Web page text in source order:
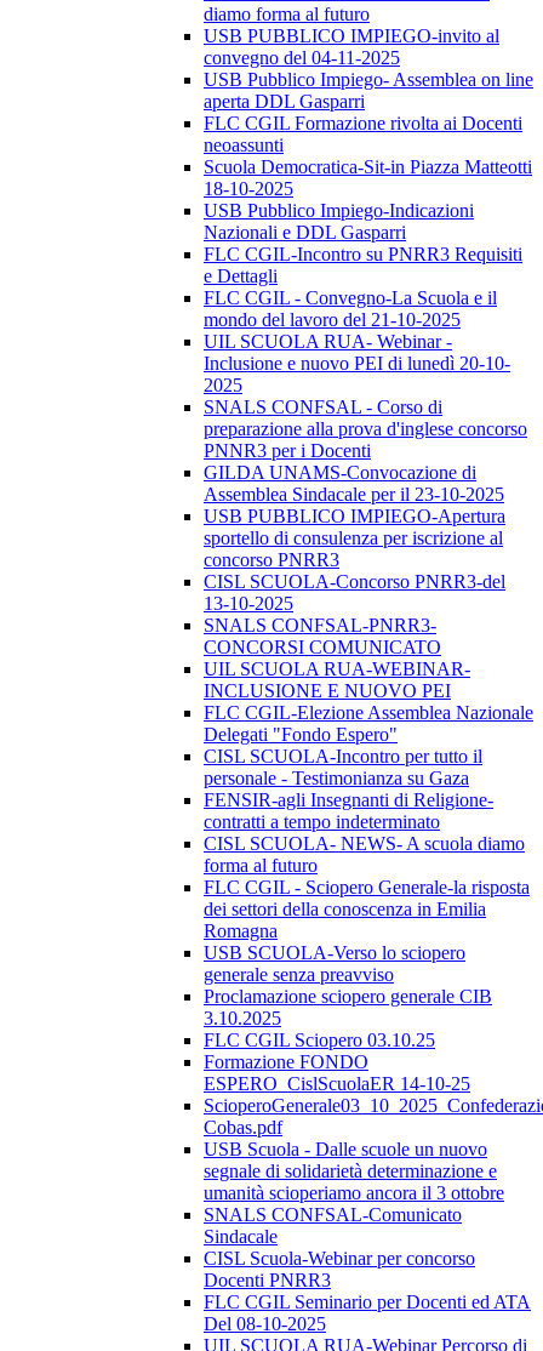
diamo forma al futuro
USB PUBBLICO IMPIEGO-invito al
convegno del 04-11-2025
USB Pubblico Impiego- Assemblea on line
aperta DDL Gasparri
FLC CGIL Formazione rivolta ai Docenti
neoassunti
Scuola Democratica-Sit-in Piazza Matteotti
18-10-2025
USB Pubblico Impiego-Indicazioni
Nazionali e DDL Gasparri
FLC CGIL-Incontro su PNRR3 Requisiti
e Dettagli
FLC CGIL - Convegno-La Scuola e il
mondo del lavoro del 21-10-2025
UIL SCUOLA RUA- Webinar -
Inclusione e nuovo PEI di lunedì 20-10-
2025
SNALS CONFSAL - Corso di
preparazione alla prova d'inglese concorso
PNNR3 per i Docenti
GILDA UNAMS-Convocazione di
Assemblea Sindacale per il 23-10-2025
USB PUBBLICO IMPIEGO-Apertura
sportello di consulenza per iscrizione al
concorso PNRR3
CISL SCUOLA-Concorso PNRR3-del
13-10-2025
SNALS CONFSAL-PNRR3-
CONCORSI COMUNICATO
UIL SCUOLA RUA-WEBINAR-
INCLUSIONE E NUOVO PEI
FLC CGIL-Elezione Assemblea Nazionale
Delegati "Fondo Espero"
CISL SCUOLA-Incontro per tutto il
personale - Testimonianza su Gaza
FENSIR-agli Insegnanti di Religione-
contratti a tempo indeterminato
CISL SCUOLA- NEWS- A scuola diamo
forma al futuro
FLC CGIL - Sciopero Generale-la risposta
dei settori della conoscenza in Emilia
Romagna
USB SCUOLA-Verso lo sciopero
generale senza preavviso
Proclamazione sciopero generale CIB
3.10.2025
FLC CGIL Sciopero 03.10.25
Formazione FONDO
ESPERO_CislScuolaER 14-10-25
Cobas.pdf
USB Scuola - Dalle scuole un nuovo
segnale di solidarietà determinazione e
umanità scioperiamo ancora il 3 ottobre
SNALS CONFSAL-Comunicato
Sindacale
CISL Scuola-Webinar per concorso
Docenti PNRR3
FLC CGIL Seminario per Docenti ed ATA
Del 08-10-2025
UIL SCUOLA RUA-Webinar Percorso di